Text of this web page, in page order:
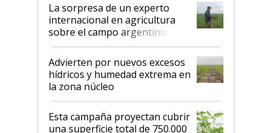
La sorpresa de un experto
internacional en agricultura
sobre el campo argentino:
"Estoy muy impresionado"
Advierten por nuevos excesos
hídricos y humedad extrema en
la zona núcleo
Esta campaña proyectan cubrir
una superficie total de 750.000